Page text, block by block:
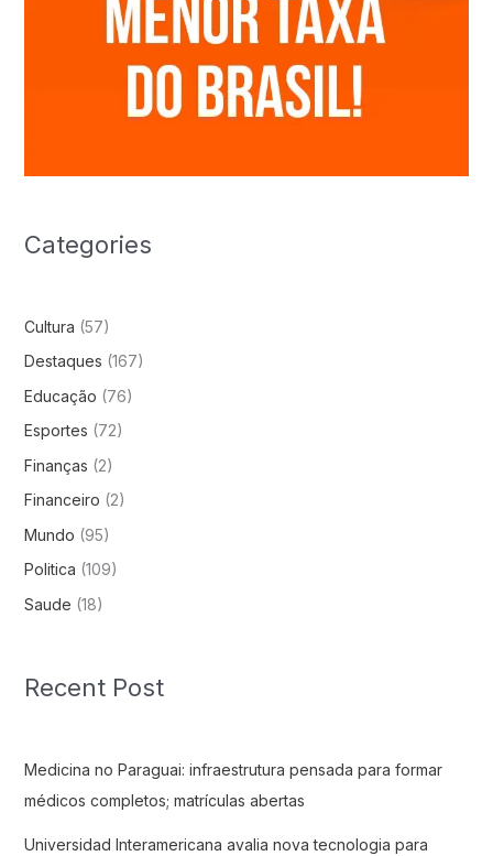
Categories
Cultura (57)
Destaques (167)
Educação (76)
Esportes (72)
Finanças (2)
Financeiro (2)
Mundo (95)
Politica (109)
Saude (18)
Recent Post
Medicina no Paraguai: infraestrutura pensada para formar
médicos completos; matrículas abertas
Universidad Interamericana avalia nova tecnologia para